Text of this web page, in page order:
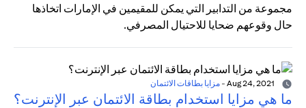
مجموعة من التدابير التي يمكن للمقيمين في الإمارات اتخاذها
حال وقوعهم ضحايا للاحتيال المصرفي.
- مزايا بطاقات الائتمان
ما هي مزايا استخدام بطاقة الائتمان عبر الإنترنت؟